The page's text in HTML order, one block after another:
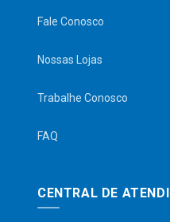
Fale Conosco
Nossas Lojas
Trabalhe Conosco
FAQ
CENTRAL DE